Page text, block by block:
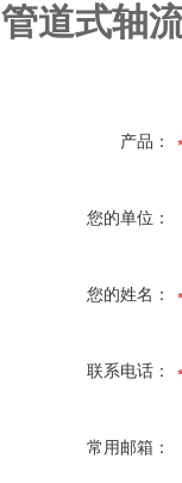
管道式轴
产品：
您的单位：
您的姓名：
联系电话：
常用邮箱：